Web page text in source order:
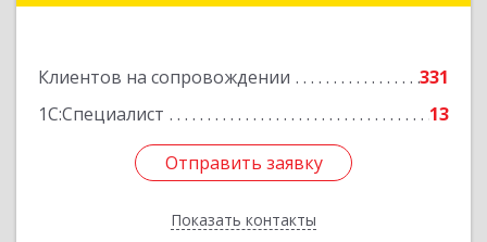
Клиентов на сопровождении
331
1С:Специалист
13
Отправить заявку
Показать контакты
Отправить заявку
Назад